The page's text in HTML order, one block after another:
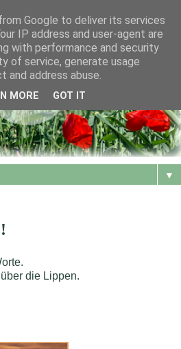
▼
die Lippen.
Google to deliver its services
IP address and user-agent are
with performance and security
of service, generate usage
address abuse.
MORE GOT IT